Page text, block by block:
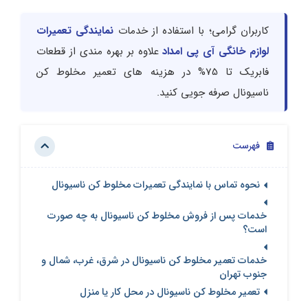
کاربران گرامی؛ با استفاده از خدمات نمایندگی تعمیرات
لوازم خانگی آی پی امدادعلاوه بر بهره مندی از قطعات
فابریک تا 75% در هزینه های تعمیر مخلوط کن
ناسیونال صرفه جویی کنید.
فهرست
نحوه تماس با نمایندگی تعمیرات مخلوط کن ناسیونال
خدمات پس از فروش مخلوط کن ناسیونال به چه صورت
است؟
خدمات تعمیر مخلوط کن ناسیونال در شرق، غرب، شمال و
جنوب تهران
تعمیر مخلوط کن ناسیونال در محل کار یا منزل